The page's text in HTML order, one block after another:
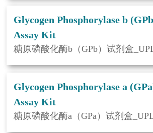
Glycogen Phosphorylase b
Assay Kit
糖原磷酸化酶b（GPb）试剂盒
Glycogen Phosphorylase a
Assay Kit
糖原磷酸化酶a（GPa）试剂盒